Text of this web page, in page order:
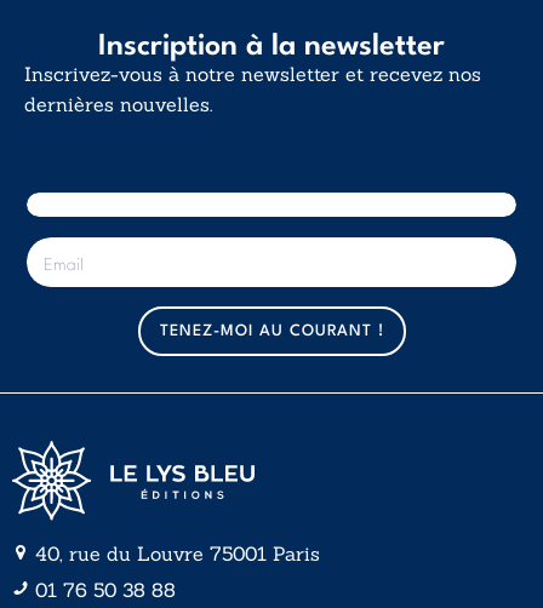
Inscription à la newsletter
Inscrivez-vous à notre newsletter et recevez nos
dernières nouvelles.
E
-
m
TENEZ-MOI AU COURANT !
40, rue du Louvre 75001 Paris
01 76 50 38 88